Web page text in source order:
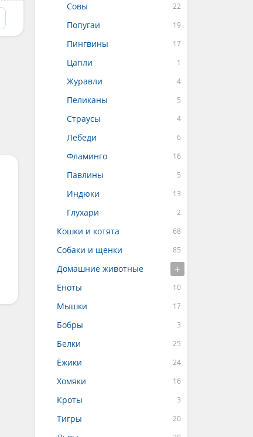
Совы
Попугаи
Пингвины
Цапли
Журавли
Пеликаны
Страусы
Лебеди
Фламинго
Павлины
Индюки
Глухари
Кошки и котята
Собаки и щенки
Домашние животные
Еноты
Мышки
Бобры
Белки
Ёжики
Хомяки
Кроты
Тигры